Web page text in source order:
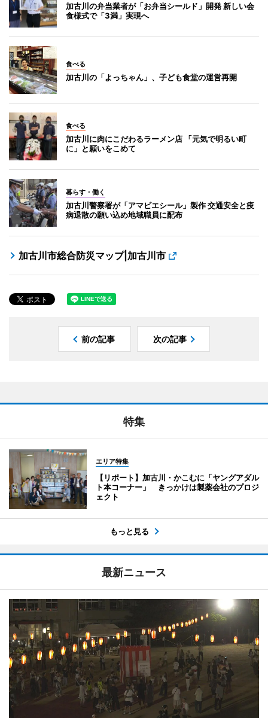
加古川の弁当業者が「お弁当シールド」開発 新しい会
食様式で「3満」実現へ
食べる
加古川の「よっちゃん」、子ども食堂の運営再開
食べる
加古川に肉にこだわるラーメン店 「元気で明るい町
に」と願いをこめて
暮らす・働く
加古川警察署が「アマビエシール」製作 交通安全と疫
病退散の願い込め地域職員に配布
加古川市総合防災マップ|加古川市
前の記事 次の記事
特集
エリア特集
【リポート】加古川・かこむに「ヤングアダル
ト本コーナー」 きっかけは製薬会社のプロジ
ェクト
もっと見る
最新ニュース